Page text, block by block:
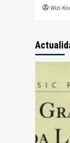
Wizi-